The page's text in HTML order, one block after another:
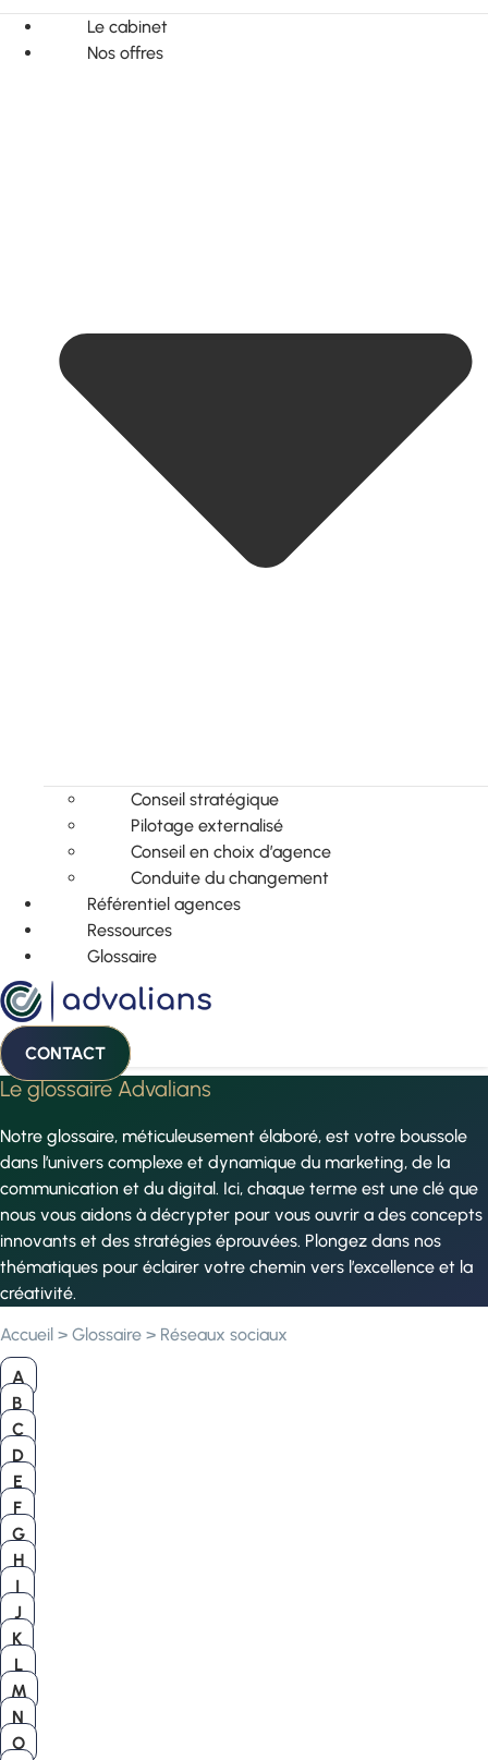
Le cabinet
Nos offres
Conseil stratégique
Pilotage externalisé
Conseil en choix d’agence
Conduite du changement
Référentiel agences
Ressources
Glossaire
CONTACT
Le glossaire Advalians
Notre glossaire, méticuleusement élaboré, est votre boussole
dans l’univers complexe et dynamique du marketing, de la
communication et du digital. Ici, chaque terme est une clé que
nous vous aidons à décrypter pour vous ouvrir a des concepts
innovants et des stratégies éprouvées. Plongez dans nos
thématiques pour éclairer votre chemin vers l’excellence et la
créativité.
Accueil > Glossaire > Réseaux sociaux
A
B
C
D
E
F
G
H
I
J
K
L
M
N
O